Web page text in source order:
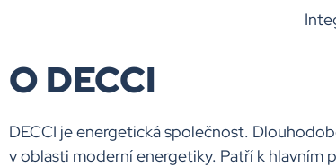
O DECCI
DECCI je energetická společnost.
v oblasti moderní energetiky. Patří k hlavním